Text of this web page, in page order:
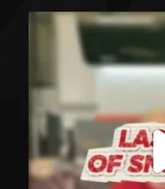
Iedere vakman
21